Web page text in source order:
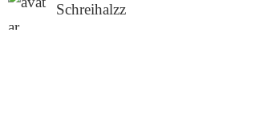
Schreihalzz